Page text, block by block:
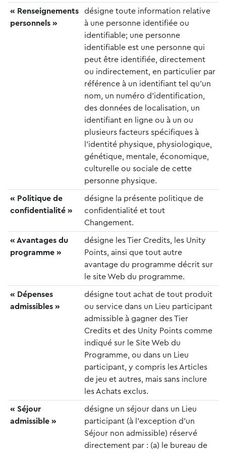
« Renseignements
personnels »
désigne toute information relative
à une personne identifiée ou
identifiable; une personne
identifiable est une personne qui
peut être identifiée, directement
ou indirectement, en particulier par
référence à un identifiant tel qu’un
nom, un numéro d’identification,
des données de localisation, un
identifiant en ligne ou à un ou
plusieurs facteurs spécifiques à
l’identité physique, physiologique,
génétique, mentale, économique,
culturelle ou sociale de cette
personne physique.
« Politique de
confidentialité »
désigne la présente politique de
confidentialité et tout
Changement.
« Avantages du
programme »
désigne les Tier Credits, les Unity
Points, ainsi que tout autre
avantage du programme décrit sur
le site Web du programme.
« Dépenses
admissibles »
désigne tout achat de tout produit
ou service dans un Lieu participant
admissible à gagner des Tier
Credits et des Unity Points comme
indiqué sur le Site Web du
Programme, ou dans un Lieu
participant, y compris les Articles
de jeu et autres, mais sans inclure
les Achats exclus.
« Séjour
admissible »
désigne un séjour dans un Lieu
participant (à l’exception d’un
Séjour non admissible) réservé
directement par : (a) le bureau de